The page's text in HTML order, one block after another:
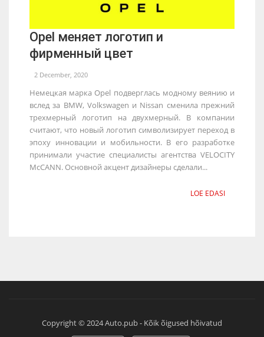
Opel меняет логотип и
фирменный цвет
2 December, 2020
Немецкая марка Opel подверглась модному веянию и
вслед за BMW, Volkswagen и Nissan сменила прежний
трехмерный логотип на двухмерный. В компании
считают, что новый логотип символизирует переход в
эпоху инновации и мобильности. В его разработке
принимали участие специалисты агентства VELOCITY
McCANN. Основной акцент дизайнеры сделали...
LOE EDASI
Copyright © 2024 Auto.pub - Kõik õigused hõivatud